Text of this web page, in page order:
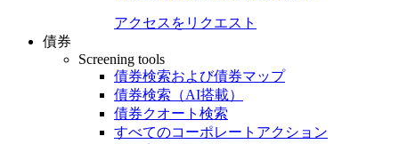
アクセスをリクエスト
債券
Screening tools
債券検索および債券マップ
債券検索（AI搭載）
債券クオート検索
すべてのコーポレートアクション